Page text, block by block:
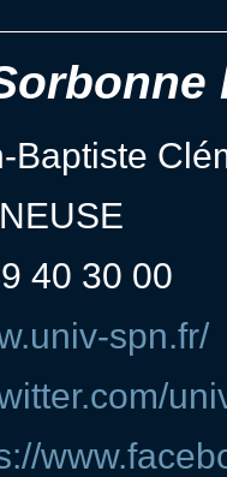
Baptiste
40 30 00
spn.fr/